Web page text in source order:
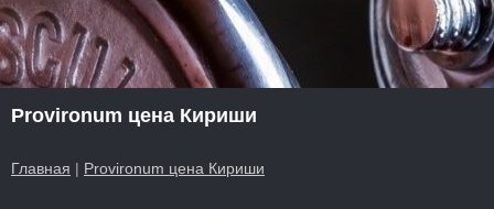
Provironum цена Кириши
Главная | Provironum цена Кириши